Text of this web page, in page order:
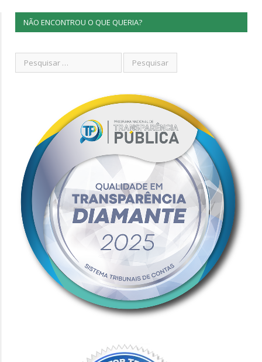
NÃO ENCONTROU O QUE QUERIA?